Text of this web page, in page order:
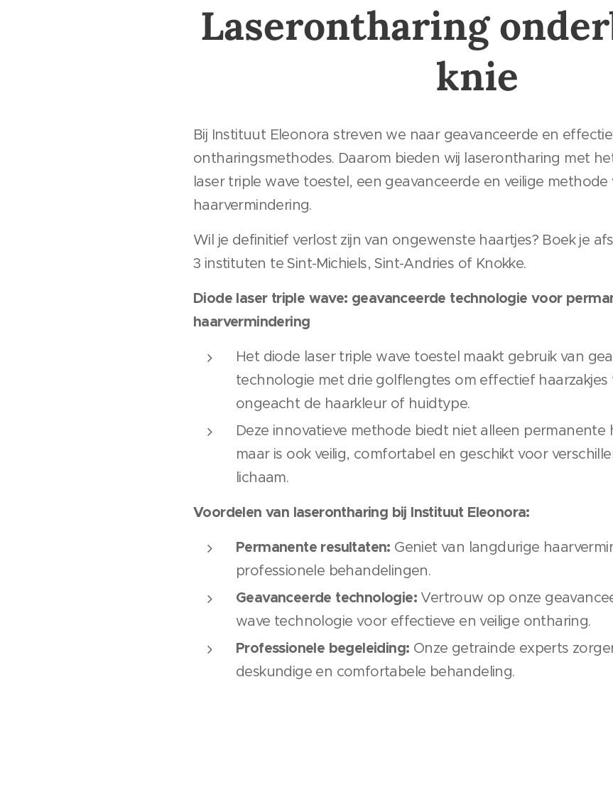
Laserontharing
knie
Bij Instituut Eleonora streven we naar geavanceerde en
ontharingsmethodes. Daarom bieden wij laserontharing met
laser triple wave toestel, een geavanceerde en veilige
haarvermindering.
Wil je definitief verlost zijn van ongewenste haartjes? Boek je
3 instituten te Sint-Michiels, Sint-Andries of Knokke.
Diode laser triple wave: geavanceerde technologie voor
haarvermindering
Het diode laser triple wave toestel maakt gebruik van
technologie met drie golflengtes om effectief haarzakjes
ongeacht de haarkleur of huidtype.
Deze innovatieve methode biedt niet alleen permanente
maar is ook veilig, comfortabel en geschikt voor
lichaam.
Voordelen van laserontharing bij Instituut Eleonora:
Permanente resultaten: Geniet van langdurige
professionele behandelingen.
Geavanceerde technologie: Vertrouw op onze
wave technologie voor effectieve en veilige ontharing.
Professionele begeleiding: Onze getrainde experts
deskundige en comfortabele behandeling.